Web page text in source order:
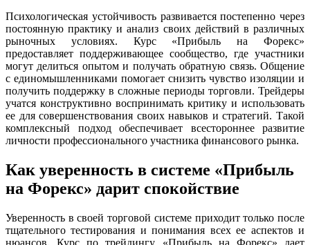
Психологическая устойчивость развивается постепенно через
постоянную практику и анализ своих действий в различных
рыночных условиях. Курс «Прибыль на Форекс»
предоставляет поддерживающее сообщество, где участники
могут делиться опытом и получать обратную связь. Общение
с единомышленниками помогает снизить чувство изоляции и
получить поддержку в сложные периоды торговли. Трейдеры
учатся конструктивно воспринимать критику и использовать
ее для совершенствования своих навыков и стратегий. Такой
комплексный подход обеспечивает всестороннее развитие
личности профессионального участника финансового рынка.
Как уверенность в системе «Прибыль
на Форекс» дарит спокойствие
Уверенность в своей торговой системе приходит только после
тщательного тестирования и понимания всех ее аспектов и
нюансов. Курс по трейдингу «Прибыль на Форекс» дает